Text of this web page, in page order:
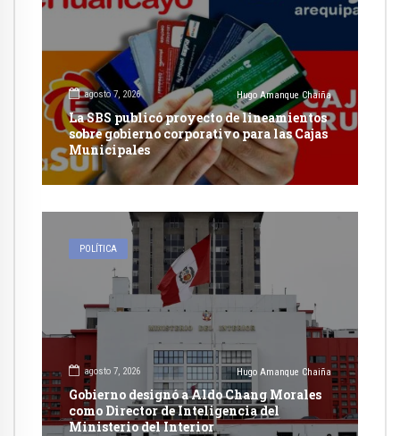
agosto 7, 2026 Hugo Amanque Chaiña
La SBS publicó proyecto de lineamientos
sobre gobierno corporativo para las Cajas
Municipales
POLÍTICA
agosto 7, 2026 Hugo Amanque Chaiña
Gobierno designó a Aldo Chang Morales
como Director de Inteligencia del
Ministerio del Interior